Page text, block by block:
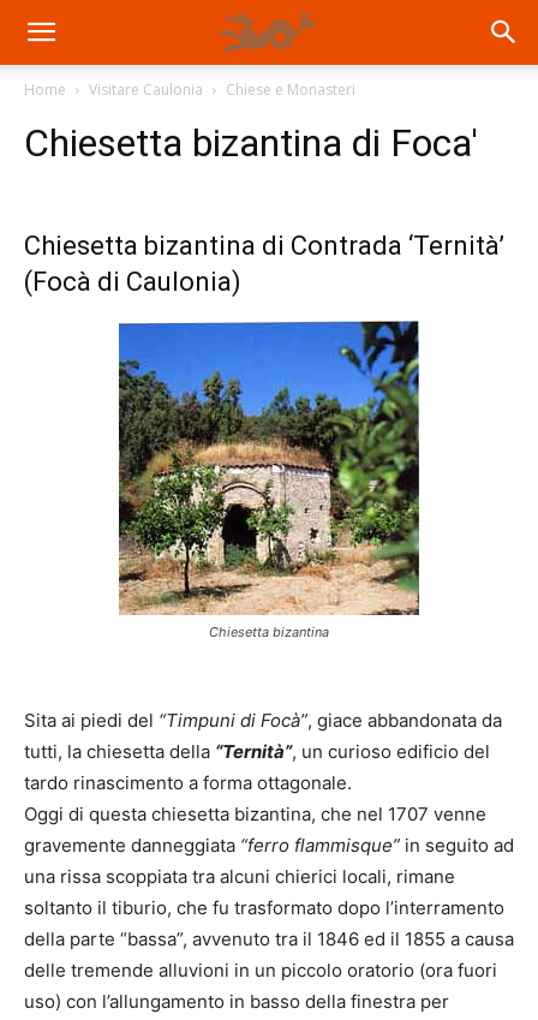
Home Visitare Caulonia Chiese e Monasteri
Chiesetta bizantina di Foca'
Chiesetta bizantina di Contrada ‘Ternità’
(Focà di Caulonia)
Chiesetta bizantina
Sita ai piedi del “Timpuni di Focà”, giace abbandonata da
tutti, la chiesetta della “Ternità”, un curioso edificio del
tardo rinascimento a forma ottagonale.
Oggi di questa chiesetta bizantina, che nel 1707 venne
gravemente danneggiata “ferro flammisque” in seguito ad
una rissa scoppiata tra alcuni chierici locali, rimane
soltanto il tiburio, che fu trasformato dopo l’interramento
della parte “bassa”, avvenuto tra il 1846 ed il 1855 a causa
delle tremende alluvioni in un piccolo oratorio (ora fuori
uso) con l’allungamento in basso della finestra per